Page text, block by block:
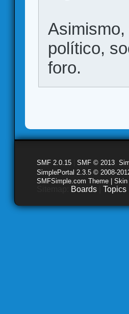
político,
foro.
SMF 2.0.15 SMF © 2013
SimplePortal 2.3.5 © 2008-
SMFSimple.com Theme | Skin
Boards Topics